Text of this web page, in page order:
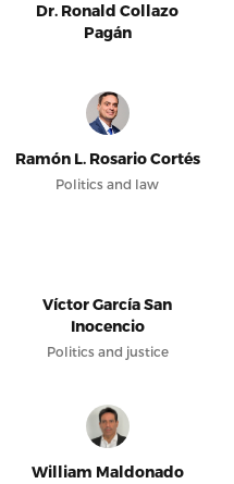
Dr. Ronald Collazo
Pagán
Ramón L. Rosario Cortés
Politics and law
Víctor García San
Inocencio
Politics and justice
William Maldonado